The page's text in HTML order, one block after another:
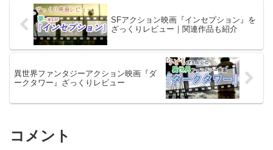
SFアクション映画『インセプション』を
ざっくりレビュー｜関連作品も紹介
異世界ファンタジーアクション映画『ダ
ークタワー』ざっくりレビュー
コメント